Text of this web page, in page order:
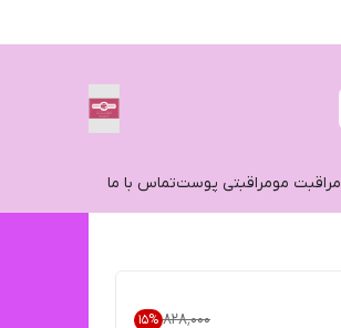
مراقبت مومراقبتی پوستتماس با ما
۸۲۸٬۰۰۰ 15%